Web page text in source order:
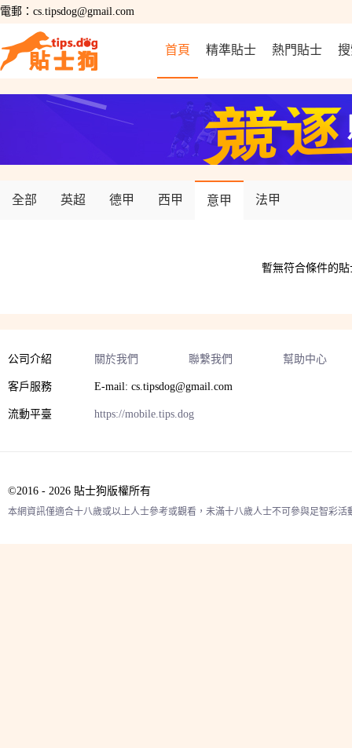
電郵：cs.tipsdog@gmail.com
首頁 精準貼士 熱門貼士
全部 英超 德甲 西甲 意甲 法甲
暫無符合條件的
公司介紹 關於我們 聯繫我們 幫助中心
客戶服務 E-mail: cs.tipsdog@gmail.com
流動平臺 https://mobile.tips.dog
©2016 - 2026 貼士狗版權所有
本網資訊僅適合十八歲或以上人士參考或觀看，未滿十八歲人士不可參與足智彩